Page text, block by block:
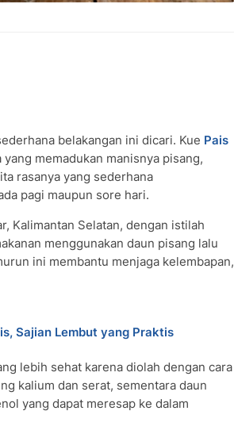
belakangan ini dicari. Kue Pais
yang memadukan manisnya pisang,
rasanya yang sederhana
pagi maupun sore hari.
Kalimantan Selatan, dengan istilah
menggunakan daun pisang lalu
ini membantu menjaga kelembapan,
Sajian Lembut yang Praktis
lebih sehat karena diolah dengan cara
kalium dan serat, sementara daun
yang dapat meresap ke dalam